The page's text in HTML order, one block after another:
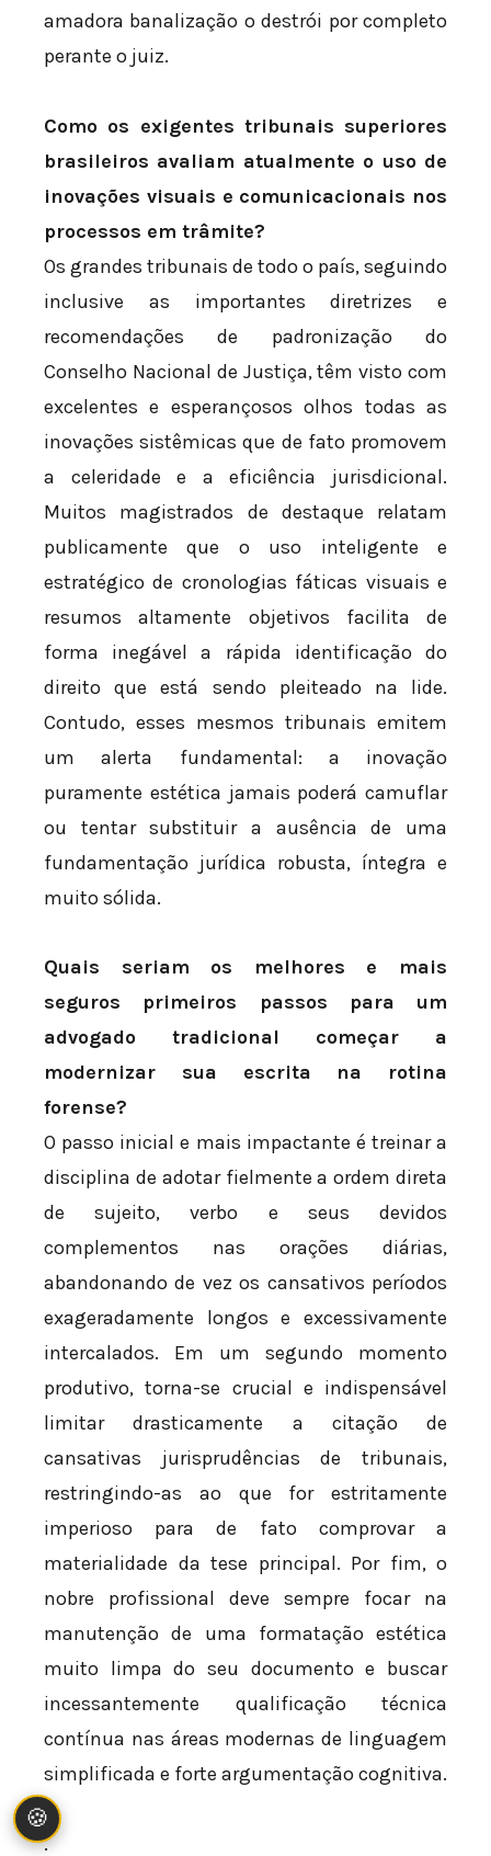
amadora banalização o destrói por completo
perante o juiz.
Como os exigentes tribunais superiores
brasileiros avaliam atualmente o uso de
inovações visuais e comunicacionais nos
processos em trâmite?
Os grandes tribunais de todo o país, seguindo
inclusive as importantes diretrizes e
recomendações de padronização do
Conselho Nacional de Justiça, têm visto com
excelentes e esperançosos olhos todas as
inovações sistêmicas que de fato promovem
a celeridade e a eficiência jurisdicional.
Muitos magistrados de destaque relatam
publicamente que o uso inteligente e
estratégico de cronologias fáticas visuais e
resumos altamente objetivos facilita de
forma inegável a rápida identificação do
direito que está sendo pleiteado na lide.
Contudo, esses mesmos tribunais emitem
um alerta fundamental: a inovação
puramente estética jamais poderá camuflar
ou tentar substituir a ausência de uma
fundamentação jurídica robusta, íntegra e
muito sólida.
Quais seriam os melhores e mais
seguros primeiros passos para um
advogado tradicional começar a
modernizar sua escrita na rotina
forense?
O passo inicial e mais impactante é treinar a
disciplina de adotar fielmente a ordem direta
de sujeito, verbo e seus devidos
complementos nas orações diárias,
abandonando de vez os cansativos períodos
exageradamente longos e excessivamente
intercalados. Em um segundo momento
produtivo, torna-se crucial e indispensável
limitar drasticamente a citação de
cansativas jurisprudências de tribunais,
restringindo-as ao que for estritamente
imperioso para de fato comprovar a
materialidade da tese principal. Por fim, o
nobre profissional deve sempre focar na
manutenção de uma formatação estética
muito limpa do seu documento e buscar
incessantemente qualificação técnica
contínua nas áreas modernas de linguagem
simplificada e forte argumentação cognitiva.
.
🍪